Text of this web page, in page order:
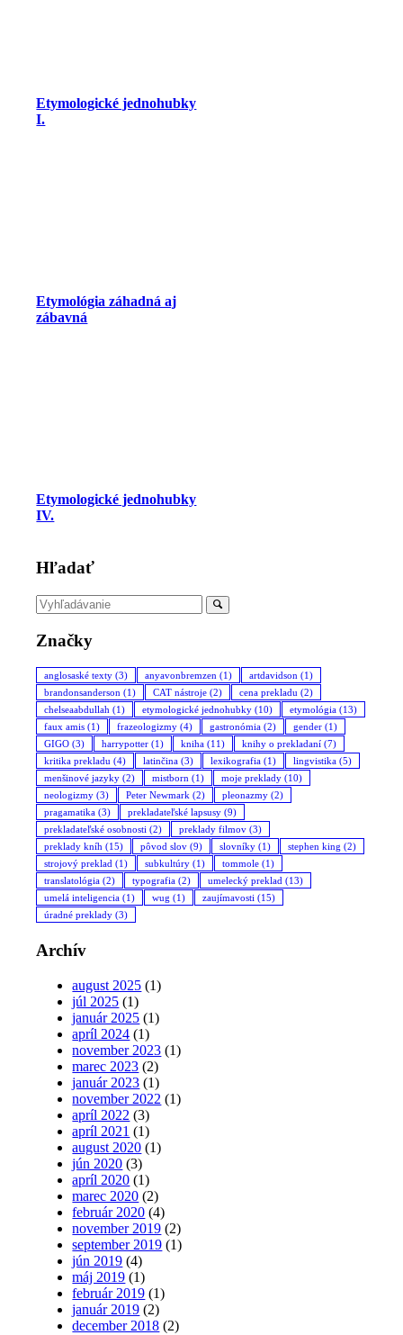
Etymologické jednohubky
I.
Etymológia záhadná aj
zábavná
Etymologické jednohubky
IV.
Hľadať
Značky
anglosaské texty (3) anyavonbremzen (1) artdavidson (1)
brandonsanderson (1) CAT nástroje (2) cena prekladu (2)
chelseaabdullah (1) etymologické jednohubky (10) etymológia (13)
faux amis (1) frazeologizmy (4) gastronómia (2) gender (1)
GIGO (3) harrypotter (1) kniha (11) knihy o prekladaní (7)
kritika prekladu (4) latinčina (3) lexikografia (1) lingvistika (5)
menšinové jazyky (2) mistborn (1) moje preklady (10)
neologizmy (3) Peter Newmark (2) pleonazmy (2)
pragamatika (3) prekladateľské lapsusy (9)
prekladateľské osobnosti (2) preklady filmov (3)
preklady kníh (15) pôvod slov (9) slovníky (1) stephen king (2)
strojový preklad (1) subkultúry (1) tommole (1)
translatológia (2) typografia (2) umelecký preklad (13)
umelá inteligencia (1) wug (1) zaujímavosti (15)
úradné preklady (3)
Archív
august 2025 (1)
júl 2025 (1)
január 2025 (1)
apríl 2024 (1)
november 2023 (1)
marec 2023 (2)
január 2023 (1)
november 2022 (1)
apríl 2022 (3)
apríl 2021 (1)
august 2020 (1)
jún 2020 (3)
apríl 2020 (1)
marec 2020 (2)
február 2020 (4)
november 2019 (2)
september 2019 (1)
jún 2019 (4)
máj 2019 (1)
február 2019 (1)
január 2019 (2)
december 2018 (2)